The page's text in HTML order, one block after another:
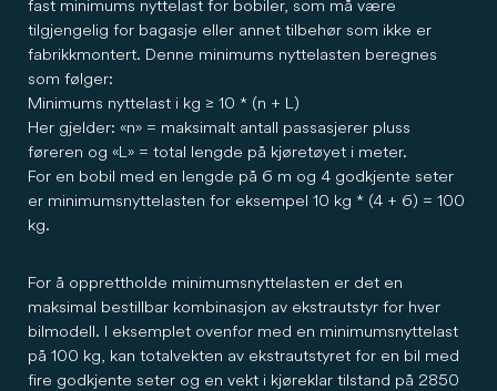
fast minimums nyttelast for bobiler, som må være
tilgjengelig for bagasje eller annet tilbehør som ikke er
fabrikkmontert. Denne minimums nyttelasten beregnes
som følger:
Minimums nyttelast i kg ≥ 10 * (n + L)
Her gjelder: «n» = maksimalt antall passasjerer pluss
føreren og «L» = total lengde på kjøretøyet i meter.
For en bobil med en lengde på 6 m og 4 godkjente seter
er minimumsnyttelasten for eksempel 10 kg * (4 + 6) = 100
kg.
For å opprettholde minimumsnyttelasten er det en
maksimal bestillbar kombinasjon av ekstrautstyr for hver
bilmodell. I eksemplet ovenfor med en minimumsnyttelast
på 100 kg, kan totalvekten av ekstrautstyret for en bil med
fire godkjente seter og en vekt i kjøreklar tilstand på 2850